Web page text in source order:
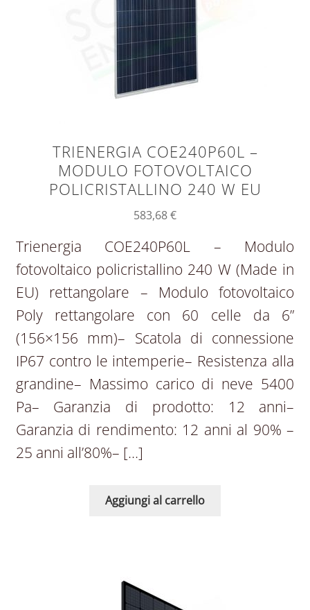
TRIENERGIA COE240P60L –
MODULO FOTOVOLTAICO
POLICRISTALLINO 240 W EU
583,68€
Trienergia COE240P60L – Modulo
fotovoltaico policristallino 240 W (Made in
EU) rettangolare – Modulo fotovoltaico
Poly rettangolare con 60 celle da 6”
(156×156 mm)– Scatola di connessione
IP67 contro le intemperie– Resistenza alla
grandine– Massimo carico di neve 5400
Pa– Garanzia di prodotto: 12 anni–
Garanzia di rendimento: 12 anni al 90% –
25 anni all’80%– […]
Aggiungi al carrello